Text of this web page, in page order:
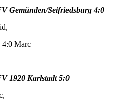
Gemünden/Seifriedsburg 4:0
4:0 Marc
1920 Karlstadt 5:0